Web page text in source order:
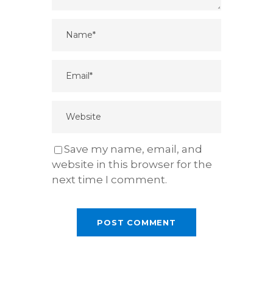
Save my name, email, and
website in this browser for the
next time I comment.